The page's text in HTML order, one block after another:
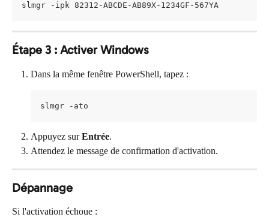
slmgr -ipk 82312-ABCDE-AB89X-1234GF-567YA
Étape 3 : Activer Windows
Dans la même fenêtre PowerShell, tapez :
slmgr -ato
Appuyez sur Entrée.
Attendez le message de confirmation d'activation.
Dépannage
Si l'activation échoue :